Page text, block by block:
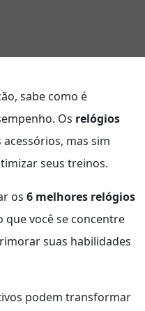
sabe como é
Os relógios
acessórios, mas sim
seus treinos.
os 6 melhores relógios
você se concentre
suas habilidades
podem transformar